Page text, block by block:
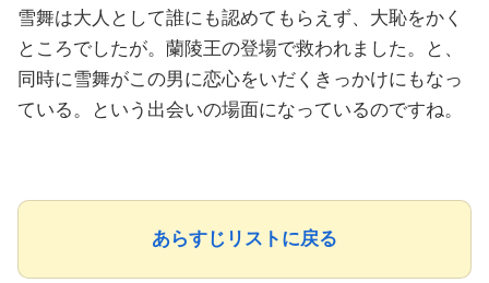
雪舞は大人として誰にも認めてもらえず、大恥をかく
ところでしたが。蘭陵王の登場で救われました。と、
同時に雪舞がこの男に恋心をいだくきっかけにもなっ
ている。という出会いの場面になっているのですね。
あらすじリストに戻る